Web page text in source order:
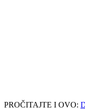
PROČITAJTE I OVO: